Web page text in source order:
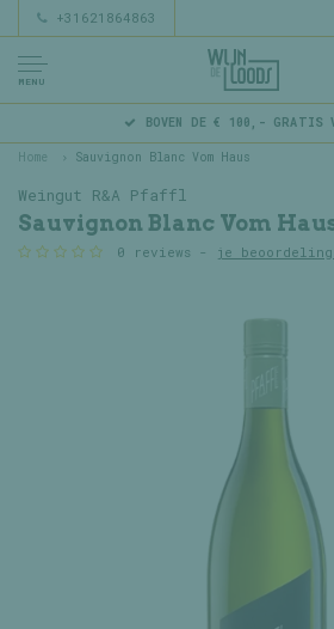
+31621864863
MENU
BOVEN DE € 100,- GRATIS
Home Sauvignon Blanc Vom Haus
Weingut R&A Pfaffl
Sauvignon Blanc Vom
0 reviews - je beoordeling